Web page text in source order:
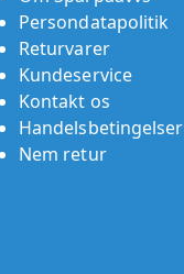
Persondatapolitik
Returvarer
Kundeservice
Kontakt os
Handelsbetingelser
Nem retur